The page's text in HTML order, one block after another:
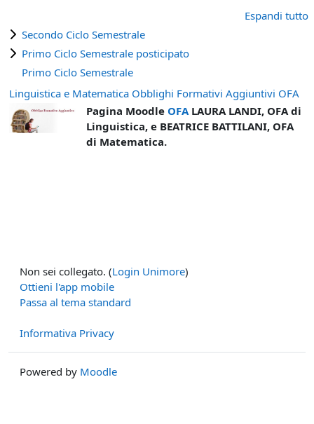
Espandi tutto
Secondo Ciclo Semestrale
Primo Ciclo Semestrale posticipato
Primo Ciclo Semestrale
Linguistica e Matematica Obblighi Formativi Aggiuntivi OFA
Pagina Moodle OFA LAURA LANDI, OFA di
Linguistica, e BEATRICE BATTILANI, OFA
di Matematica.
Non sei collegato. (Login Unimore)
Ottieni l'app mobile
Passa al tema standard
Informativa Privacy
Powered by Moodle